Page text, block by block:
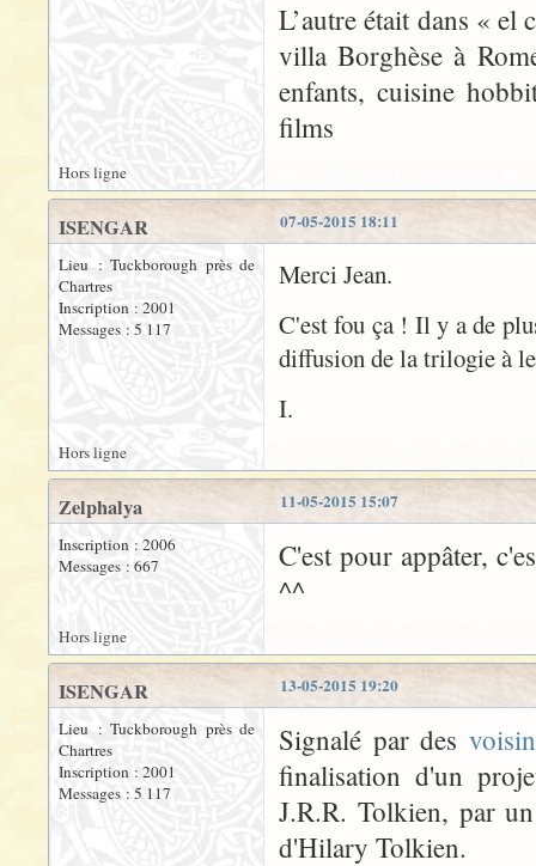
L’autre était dans « el
villa Borghèse à
enfants, cuisine
films
Hors ligne
07-05-2015 18:11
ISENGAR
Lieu : Tuckborough près de
Chartres
Inscription : 2001
Messages : 5 117
Merci Jean.
C'est fou ça ! Il y a de
diffusion de la trilogie à
I.
Hors ligne
11-05-2015 15:07
Zelphalya
Inscription : 2006
Messages : 667
C'est pour appâter,
^^
Hors ligne
13-05-2015 19:20
ISENGAR
Lieu : Tuckborough près de
Chartres
Inscription : 2001
Messages : 5 117
Signalé par des
finalisation d'un
J.R.R. Tolkien, par
d'Hilary Tolkien.